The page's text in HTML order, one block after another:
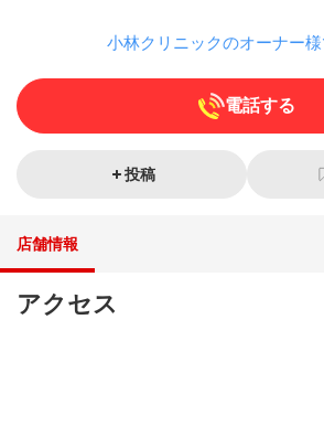
小林クリニックのオーナー様
電話する
投稿
店舗情報
アクセス